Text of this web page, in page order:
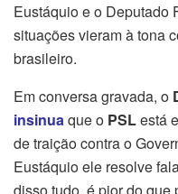
Eustáquio e o Deputado
situações vieram à tona
brasileiro.
Em conversa gravada, o
insinuaque o PSLestá
de traição contra o
Eustáquio ele resolve